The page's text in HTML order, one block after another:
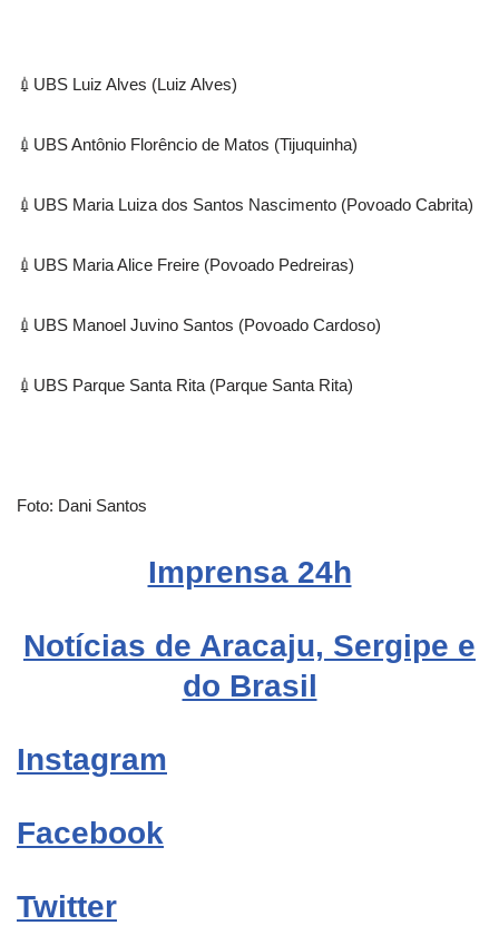
💉UBS Luiz Alves (Luiz Alves)
💉UBS Antônio Florêncio de Matos (Tijuquinha)
💉UBS Maria Luiza dos Santos Nascimento (Povoado Cabrita)
💉UBS Maria Alice Freire (Povoado Pedreiras)
💉UBS Manoel Juvino Santos (Povoado Cardoso)
💉UBS Parque Santa Rita (Parque Santa Rita)
Foto: Dani Santos
Imprensa 24h
Notícias de Aracaju, Sergipe e
do Brasil
Instagram
Facebook
Twitter